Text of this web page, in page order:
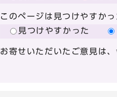
このページは見つけやすか
見つけやすかった
お寄せいただいたご意見は